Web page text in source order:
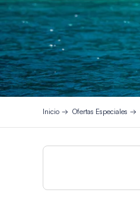
Inicio Ofertas Especiales